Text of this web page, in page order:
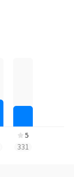
5
331